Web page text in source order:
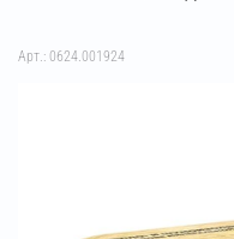
Арт.: 0624.001924